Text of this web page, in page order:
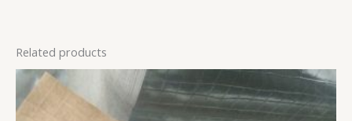
Related products